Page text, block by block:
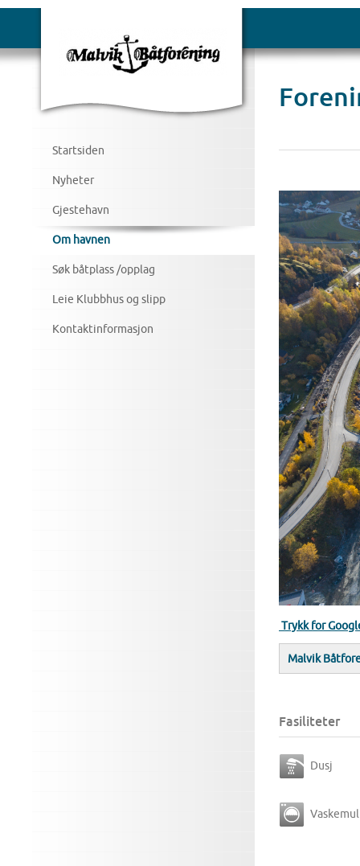
Startsiden
Nyheter
Gjestehavn
Om havnen
Søk båtplass /opplag
Leie Klubbhus og slipp
Kontaktinformasjon
Trykk for
Malvik
Fasiliteter
Dusj